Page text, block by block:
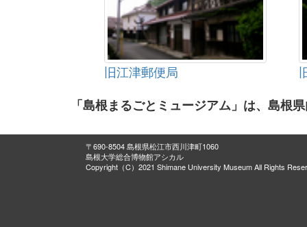
旧江津郵便局
「島根まるごとミュージアム」は、島根
〒690-8504 島根県松江市西川津町1060
島根大学総合博物館アシカル
Copyright（C）2021 Shimane University Museum All Rights